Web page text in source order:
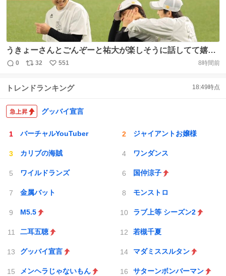
うきょーさんとごんぞーと祐大が楽しそうに話してて嬉し
い☺️ #sbhawks #周東佑京 #山本祐大 #谷川原健太
返
数
0
リ
ス
数
32
い
ね
551 8時間前
トレンドランキング 18:49時点
グッバイ宣言
バーチャルYouTuber ジャイアントお嬢様
カリブの海賊 ワンダンス
ワイルドランズ 国仲涼子
金属バット モンストロ
M5.5 ラブ上等 シーズン2
二耳五聴 若槻千夏
グッバイ宣言 マダミススルタン
メンヘラじゃないもん サターンボンバーマン